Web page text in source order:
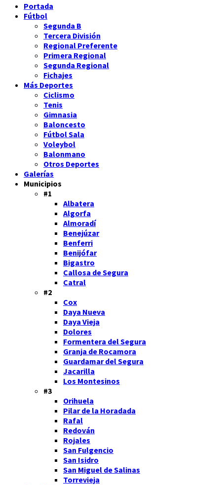
Portada
Fútbol
Segunda B
Tercera División
Regional Preferente
Primera Regional
Segunda Regional
Fichajes
Más Deportes
Ciclismo
Tenis
Gimnasia
Baloncesto
Fútbol Sala
Voleybol
Balonmano
Otros Deportes
Galerías
Municipios
#1
Albatera
Algorfa
Almoradí
Benejúzar
Benferri
Benijófar
Bigastro
Callosa de Segura
Catral
#2
Cox
Daya Nueva
Daya Vieja
Dolores
Formentera del Segura
Granja de Rocamora
Guardamar del Segura
Jacarilla
Los Montesinos
#3
Orihuela
Pilar de la Horadada
Rafal
Redován
Rojales
San Fulgencio
San Isidro
San Miguel de Salinas
Torrevieja